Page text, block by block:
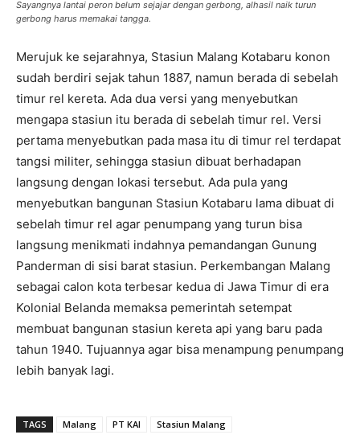
Sayangnya lantai peron belum sejajar dengan gerbong, alhasil naik turun
gerbong harus memakai tangga.
Merujuk ke sejarahnya, Stasiun Malang Kotabaru konon
sudah berdiri sejak tahun 1887, namun berada di sebelah
timur rel kereta. Ada dua versi yang menyebutkan
mengapa stasiun itu berada di sebelah timur rel. Versi
pertama menyebutkan pada masa itu di timur rel terdapat
tangsi militer, sehingga stasiun dibuat berhadapan
langsung dengan lokasi tersebut. Ada pula yang
menyebutkan bangunan Stasiun Kotabaru lama dibuat di
sebelah timur rel agar penumpang yang turun bisa
langsung menikmati indahnya pemandangan Gunung
Panderman di sisi barat stasiun. Perkembangan Malang
sebagai calon kota terbesar kedua di Jawa Timur di era
Kolonial Belanda memaksa pemerintah setempat
membuat bangunan stasiun kereta api yang baru pada
tahun 1940. Tujuannya agar bisa menampung penumpang
lebih banyak lagi.
TAGS Malang PT KAI Stasiun Malang